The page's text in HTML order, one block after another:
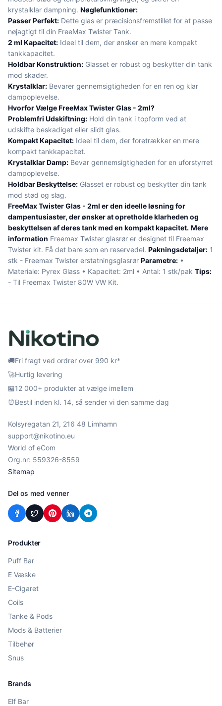
krystalklar dampning. Nøglefunktioner:
Passer Perfekt: Dette glas er præcisionsfremstillet for at passe
nøjagtigt til din FreeMax Twister Tank.
2 ml Kapacitet: Ideel til dem, der ønsker en mere kompakt
tankkapacitet.
Holdbar Konstruktion: Glasset er robust og beskytter din tank
mod skader.
Krystalklar: Bevarer gennemsigtigheden for en ren og klar
dampoplevelse.
Hvorfor Vælge FreeMax Twister Glas - 2ml?
Problemfri Udskiftning: Hold din tank i topform ved at
udskifte beskadiget eller slidt glas.
Kompakt Kapacitet: Ideel til dem, der foretrækker en mere
kompakt tankkapacitet.
Krystalklar Damp: Bevar gennemsigtigheden for en uforstyrret
dampoplevelse.
Holdbar Beskyttelse: Glasset er robust og beskytter din tank
mod stød og slag.
FreeMax Twister Glas - 2ml er den ideelle løsning for
dampentusiaster, der ønsker at opretholde klarheden og
beskyttelsen af deres tank med en kompakt kapacitet. Mere
information Freemax Twister glasrør er designet til Freemax
Twister kit. Få det bare som en reservedel. Pakningsdetaljer: 1
stk - Freemax Twister erstatningsglasrør Parametre: •
Materiale: Pyrex Glass • Kapacitet: 2ml • Antal: 1 stk/pak Tips:
- Til Freemax Twister 80W VW Kit.
🚚Fri fragt ved ordrer over 990 kr*
🚀Hurtig levering
🏪12 000+ produkter at vælge imellem
⏰Bestil inden kl. 14, så sender vi den samme dag
Kolsyregatan 21, 216 48 Limhamn
support@nikotino.eu
World of eCom
Org.nr: 559326-8559
Sitemap
Del os med venner
Produkter
Puff Bar
E Væske
E-Cigaret
Coils
Tanke & Pods
Mods & Batterier
Tilbehør
Snus
Brands
Elf Bar